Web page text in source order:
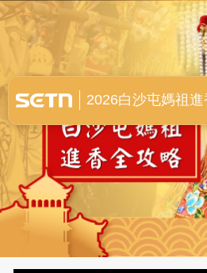
白沙屯媽祖進香
2026白沙屯媽祖進